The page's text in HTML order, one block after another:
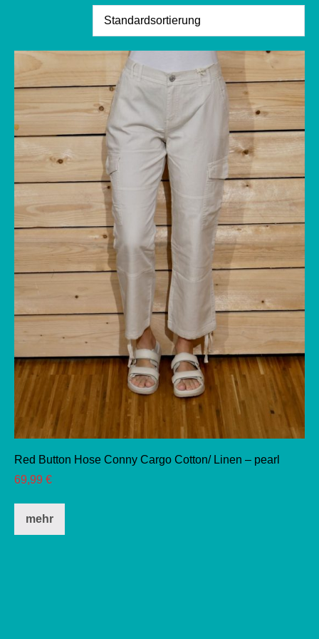
Red Button Hose Conny Cargo Cotton/ Linen – pearl
69,99 €
mehr
Dieses